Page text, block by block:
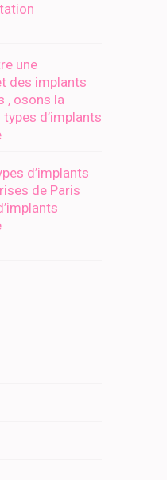
une
des implants
, osons la
d’implants
d’implants
de Paris